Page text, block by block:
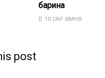
барина
10 САР ӨМНӨ
post